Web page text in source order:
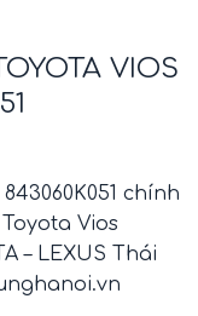
VIOS
chính
Vios
– LEXUS Thái